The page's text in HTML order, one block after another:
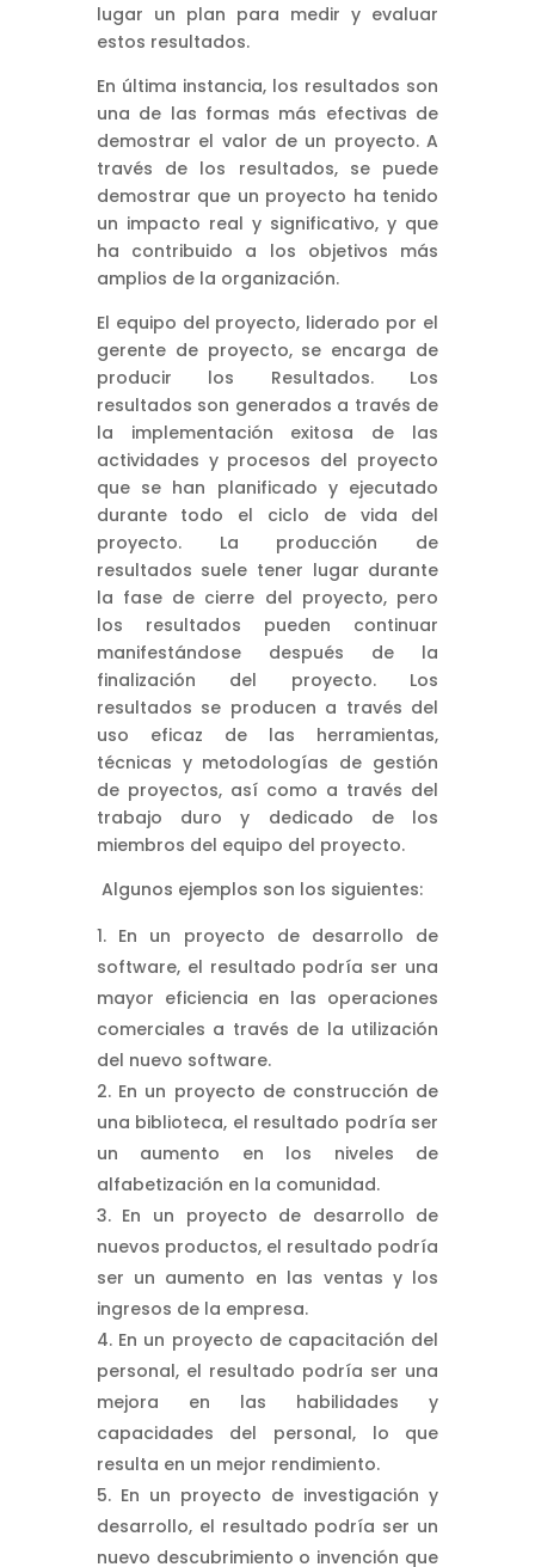
lugar un plan para medir y evaluar
estos resultados.
En última instancia, los resultados son
una de las formas más efectivas de
demostrar el valor de un proyecto. A
través de los resultados, se puede
demostrar que un proyecto ha tenido
un impacto real y significativo, y que
ha contribuido a los objetivos más
amplios de la organización.
El equipo del proyecto, liderado por el
gerente de proyecto, se encarga de
producir los Resultados. Los
resultados son generados a través de
la implementación exitosa de las
actividades y procesos del proyecto
que se han planificado y ejecutado
durante todo el ciclo de vida del
proyecto. La producción de
resultados suele tener lugar durante
la fase de cierre del proyecto, pero
los resultados pueden continuar
manifestándose después de la
finalización del proyecto. Los
resultados se producen a través del
uso eficaz de las herramientas,
técnicas y metodologías de gestión
de proyectos, así como a través del
trabajo duro y dedicado de los
miembros del equipo del proyecto.
Algunos ejemplos son los siguientes:
En un proyecto de desarrollo de
software, el resultado podría ser una
mayor eficiencia en las operaciones
comerciales a través de la utilización
del nuevo software.
En un proyecto de construcción de
una biblioteca, el resultado podría ser
un aumento en los niveles de
alfabetización en la comunidad.
En un proyecto de desarrollo de
nuevos productos, el resultado podría
ser un aumento en las ventas y los
ingresos de la empresa.
En un proyecto de capacitación del
personal, el resultado podría ser una
mejora en las habilidades y
capacidades del personal, lo que
resulta en un mejor rendimiento.
En un proyecto de investigación y
desarrollo, el resultado podría ser un
nuevo descubrimiento o invención que